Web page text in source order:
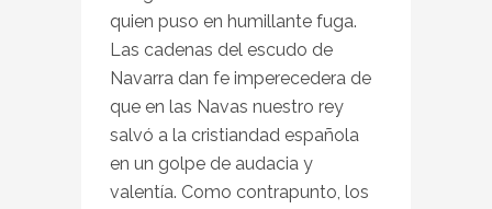
quien puso en humillante fuga.
Las cadenas del escudo de
Navarra dan fe imperecedera de
que en las Navas nuestro rey
salvó a la cristiandad española
en un golpe de audacia y
valentía. Como contrapunto, los